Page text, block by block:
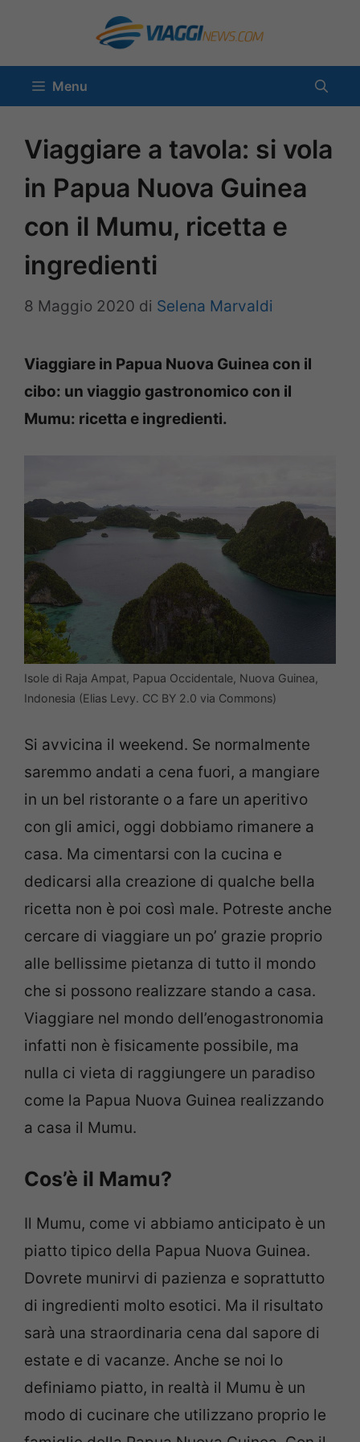
contenuto
Menu
Viaggiare a tavola: si vola
in Papua Nuova Guinea
con il Mumu, ricetta e
ingredienti
8 Maggio 2020 di Selena Marvaldi
Viaggiare in Papua Nuova Guinea con il
cibo: un viaggio gastronomico con il
Mumu: ricetta e ingredienti.
Isole di Raja Ampat, Papua Occidentale, Nuova Guinea,
Indonesia (Elias Levy. CC BY 2.0 via Commons)
Si avvicina il weekend. Se normalmente
saremmo andati a cena fuori, a mangiare
in un bel ristorante o a fare un aperitivo
con gli amici, oggi dobbiamo rimanere a
casa. Ma cimentarsi con la cucina e
dedicarsi alla creazione di qualche bella
ricetta non è poi così male. Potreste anche
cercare di viaggiare un po’ grazie proprio
alle bellissime pietanza di tutto il mondo
che si possono realizzare stando a casa.
Viaggiare nel mondo dell’enogastronomia
infatti non è fisicamente possibile, ma
nulla ci vieta di raggiungere un paradiso
come la Papua Nuova Guinea realizzando
a casa il Mumu.
Cos’è il Mamu?
Il Mumu, come vi abbiamo anticipato è un
piatto tipico della Papua Nuova Guinea.
Dovrete munirvi di pazienza e soprattutto
di ingredienti molto esotici. Ma il risultato
sarà una straordinaria cena dal sapore di
estate e di vacanze. Anche se noi lo
definiamo piatto, in realtà il Mumu è un
modo di cucinare che utilizzano proprio le